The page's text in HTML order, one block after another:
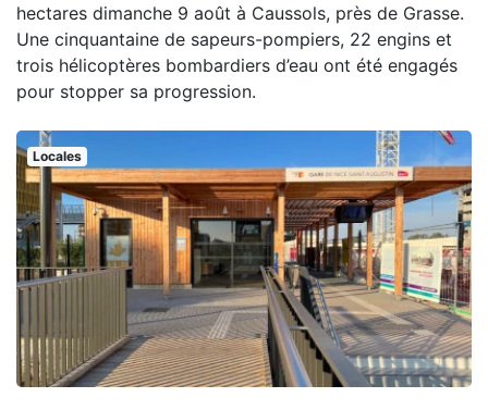
hectares dimanche 9 août à Caussols, près de Grasse.
Une cinquantaine de sapeurs-pompiers, 22 engins et
trois hélicoptères bombardiers d’eau ont été engagés
pour stopper sa progression.
Locales